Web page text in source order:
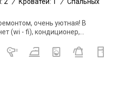
очень уютная! В
(wi - fi), кондиционер,...